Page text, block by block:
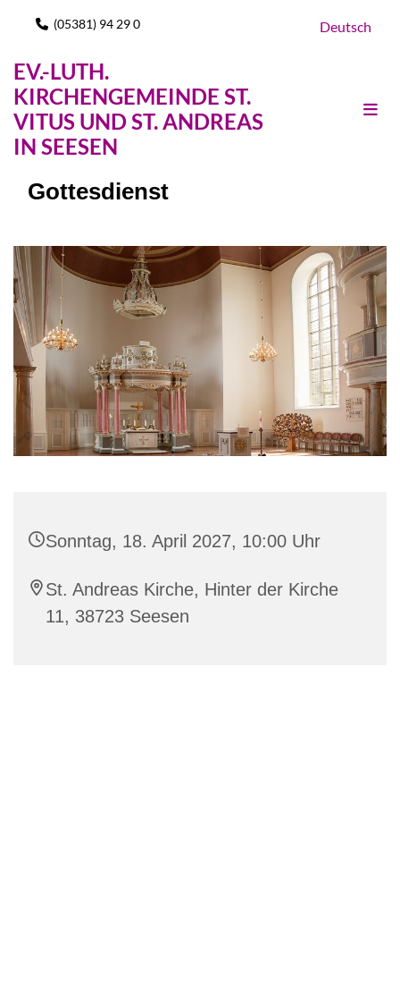
 (05381) 94 29 0 Deutsch
EV.-LUTH.
KIRCHENGEMEINDE ST.
VITUS UND ST. ANDREAS
IN SEESEN
Gottesdienst
Sonntag, 18. April 2027, 10:00 Uhr
St. Andreas Kirche, Hinter der Kirche
11, 38723 Seesen